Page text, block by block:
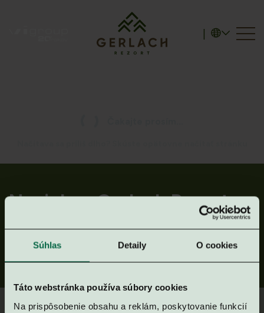
Súhlas Detaily O cookies
Táto webstránka používa súbory cookies
Na prispôsobenie obsahu a reklám, poskytovanie funkcií
Novinky z Gerlach Rezort
aj z Vysokých Tatier